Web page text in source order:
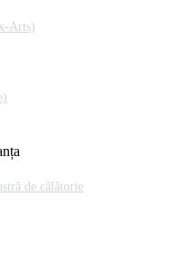
Arts)
de călătorie